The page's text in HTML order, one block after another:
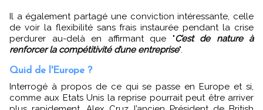
Il a également partagé une conviction intéressante, celle
de voir la flexibilité sans frais instaurée pendant la crise
perdurer au-delà en affirmant que "C’est de nature à
renforcer la compétitivité d’une entreprise".
Quid de l'Europe ?
Interrogé à propos de ce qui se passe en Europe et si,
comme aux Etats Unis la reprise pourrait peut être arriver